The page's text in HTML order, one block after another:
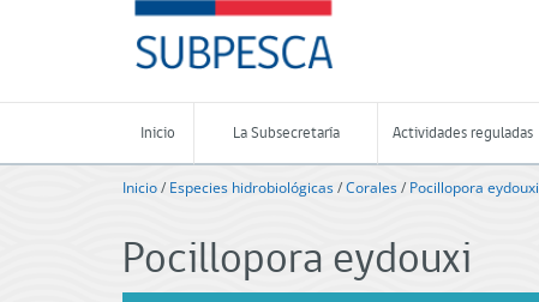
-
Subsecretaría
de
Pesca
Acuicultura
-
Chile
Inicio La Subsecretaría Actividades reguladas
Inicio/ Especies hidrobiológicas/Corales/ Pocillopora eydouxi
Pocillopora eydouxi